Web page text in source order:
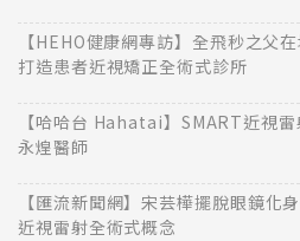
【HEHO健康網專訪】全飛秒之父
打造患者近視矯正全術式診所
【哈哈台 Hahatai】SMART近視
永煌醫師
【匯流新聞網】宋芸樺擺脫眼鏡
近視雷射全術式概念